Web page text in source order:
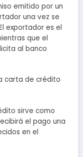
emitido por un
una vez se
exportador es el
que el
al banco
carta de crédito
sirve como
el pago una
en el